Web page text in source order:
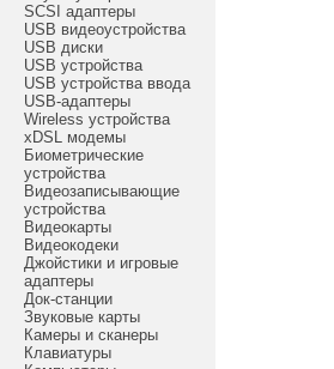
SCSI адаптеры
USB видеоустройства
USB диски
USB устройства
USB устройства ввода
USB-адаптеры
Wireless устройства
xDSL модемы
Биометрические
устройства
Видеозаписывающие
устройства
Видеокарты
Видеокодеки
Джойстики и игровые
адаптеры
Док-станции
Звуковые карты
Камеры и сканеры
Клавиатуры